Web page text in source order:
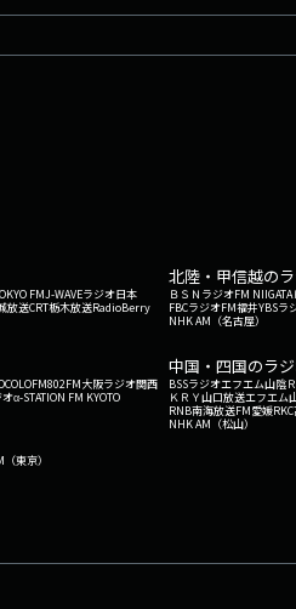
FMJ-WAVEラジオ日本
放送CRT栃木放送RadioBerry
北陸・甲信越の
ＢＳＮラジオFM NIIGATA
FBCラジオFM福井YBSラ
NHK AM（名古屋）
FM802FM大阪ラジオ関西
オα-STATION FM KYOTO
中国・四国のラ
BSSラジオエフエム山陰
ＫＲＹ山口放送エフエム
RNB南海放送FM愛媛
NHK AM（松山）
東京）